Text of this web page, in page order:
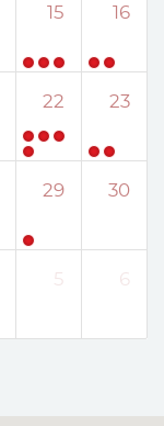
15 16
22 23
29 30
5 6